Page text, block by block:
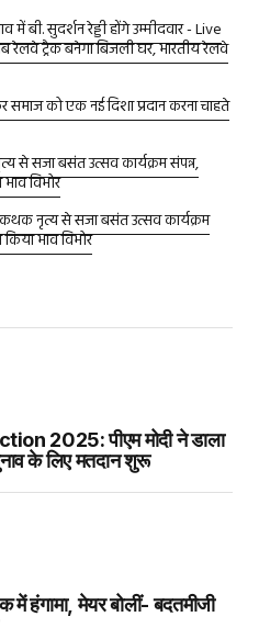
में बी. सुदर्शन रेड्डी होंगे उम्मीदवार - Live
रेलवे ट्रैक बनेगा बिजली घर, भारतीय रेलवे
समाज को एक नई दिशा प्रदान करना चाहते
सजा बसंत उत्सव कार्यक्रम संपन्न,
भाव विभोर
नृत्य से सजा बसंत उत्सव कार्यक्रम
किया भाव विभोर
2025: पीएम मोदी ने डाला
के लिए मतदान शुरू
हंगामा, मेयर बोलीं- बदतमीजी